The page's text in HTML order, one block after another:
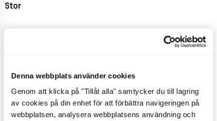
Denna webbplats använder cookies
Genom att klicka på "Tillåt alla" samtycker du till lagring
av cookies på din enhet för att förbättra navigeringen på
webbplatsen, analysera webbplatsens användning och
Stor
Näringsinformation